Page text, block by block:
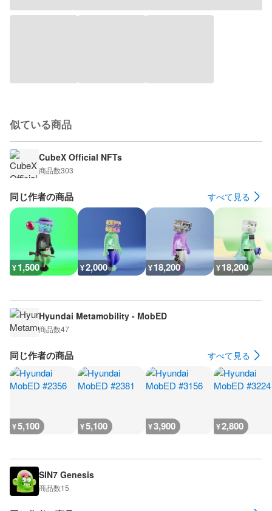
似ている商品
CubeX Official NFTs
商品数303
同じ作者の商品 すべて見る
¥1,500 ¥2,000 ¥18,200 ¥18,200
Hyundai Metamobility - MobED
商品数47
同じ作者の商品 すべて見る
¥5,100 ¥5,100 ¥3,900 ¥2,800
SIN7 Genesis
商品数15